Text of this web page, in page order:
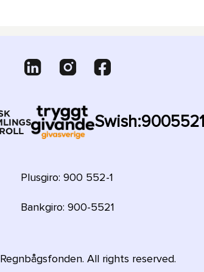
Swish:9005521
Plusgiro: 900 552-1
Bankgiro: 900-5521
Regnbågsfonden. All rights reserved.